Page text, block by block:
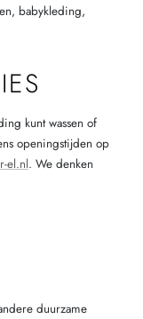
babykleding,
kunt wassen of
openingstijden op
el.nl. We denken
duurzame